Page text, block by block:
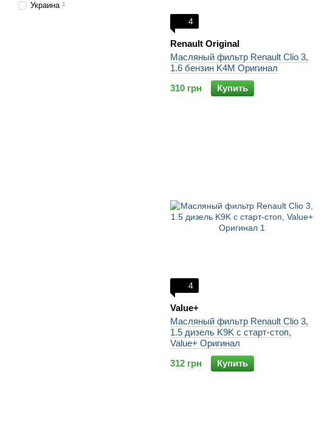
4
Renault Original
Масляный фильтр Renault Clio 3,
1.6 бензин K4M Оригинал
310 грн
Купить
4
Value+
Масляный фильтр Renault Clio 3,
1.5 дизель K9K с старт-стоп,
Value+ Оригинал
312 грн
Купить
Украина 1